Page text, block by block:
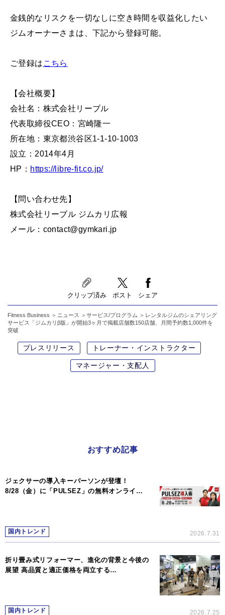
金銭的なリスクを一切なしに空き時間を収益化したい
ジムオーナーさまは、下記から登録可能。
ご登録は こちら
【会社概要】
会社名：株式会社リーブル
代表取締役CEO：宮崎隆一
所在地：東京都渋谷区1-1-10-1003
設立：2014年4月
HP： https://libre-fit.co.jp/
【問い合わせ先】
株式会社リーブル ジムカリ広報
メール：contact@gymkari.jp
クリップ済み ポスト シェア
Fitness Business ニュース サービス/プログラム
レンタルジムのシェアリング
サービス「ジムカリβ版」が開始3ヶ月で掲載店舗数150店舗、月間予約数1,000件を
突破
プレスリリース トレーナー・インストラクター
マネージャー・支配人
おすすめ記事
ジェクサーの導入キーパーソンが登壇！
8/28（金）に「PULSEZ」の無料オンライ…
国内トレンド 2026.7.31
折り畳み式リフォーマー、進化の背景と今後の
展望 高品質と適正価格を両立する…
国内トレンド 2026.7.25